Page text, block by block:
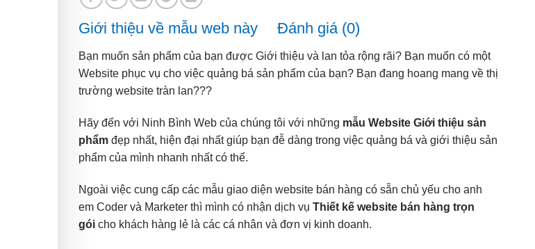
Giới thiệu về mẫu web này Đánh giá (0)
Bạn muốn sản phẩm của bạn được Giới thiệu và lan tỏa rộng rãi? Bạn muốn có một
Website phục vụ cho việc quảng bá sản phẩm của bạn? Bạn đang hoang mang về thị
trường website tràn lan???
Hãy đến với Ninh Bình Web của chúng tôi với những mẫu Website Giới thiệu sản
phẩm đẹp nhất, hiện đại nhất giúp bạn đễ dàng trong việc quảng bá và giới thiệu sản
phẩm của mình nhanh nhất có thể.
Ngoài việc cung cấp các mẫu giao diện website bán hàng có sẵn chủ yếu cho anh
em Coder và Marketer thì mình có nhận dịch vụ Thiết kế website bán hàng trọn
gói cho khách hàng lẻ là các cá nhân và đơn vị kinh doanh.